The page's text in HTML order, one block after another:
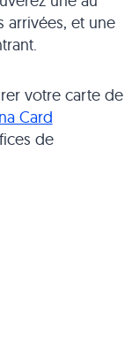
arrivées, et une
votre carte de
Card
de